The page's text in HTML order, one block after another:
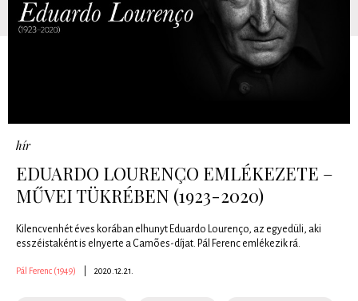
hír
EDUARDO LOURENÇO EMLÉKEZETE –
MŰVEI TÜKRÉBEN (1923-2020)
Kilencvenhét éves korában elhunyt Eduardo Lourenço, az egyedüli, aki
esszéistaként is elnyerte a Camões-díjat. Pál Ferenc emlékezik rá.
Pál Ferenc (1949) 2020.12.21.